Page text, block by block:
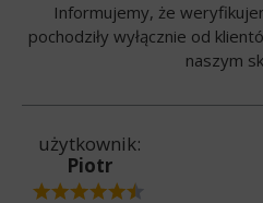
Informujemy, że
pochodziły wyłącznie od
naszym
użytkownik:
Piotr